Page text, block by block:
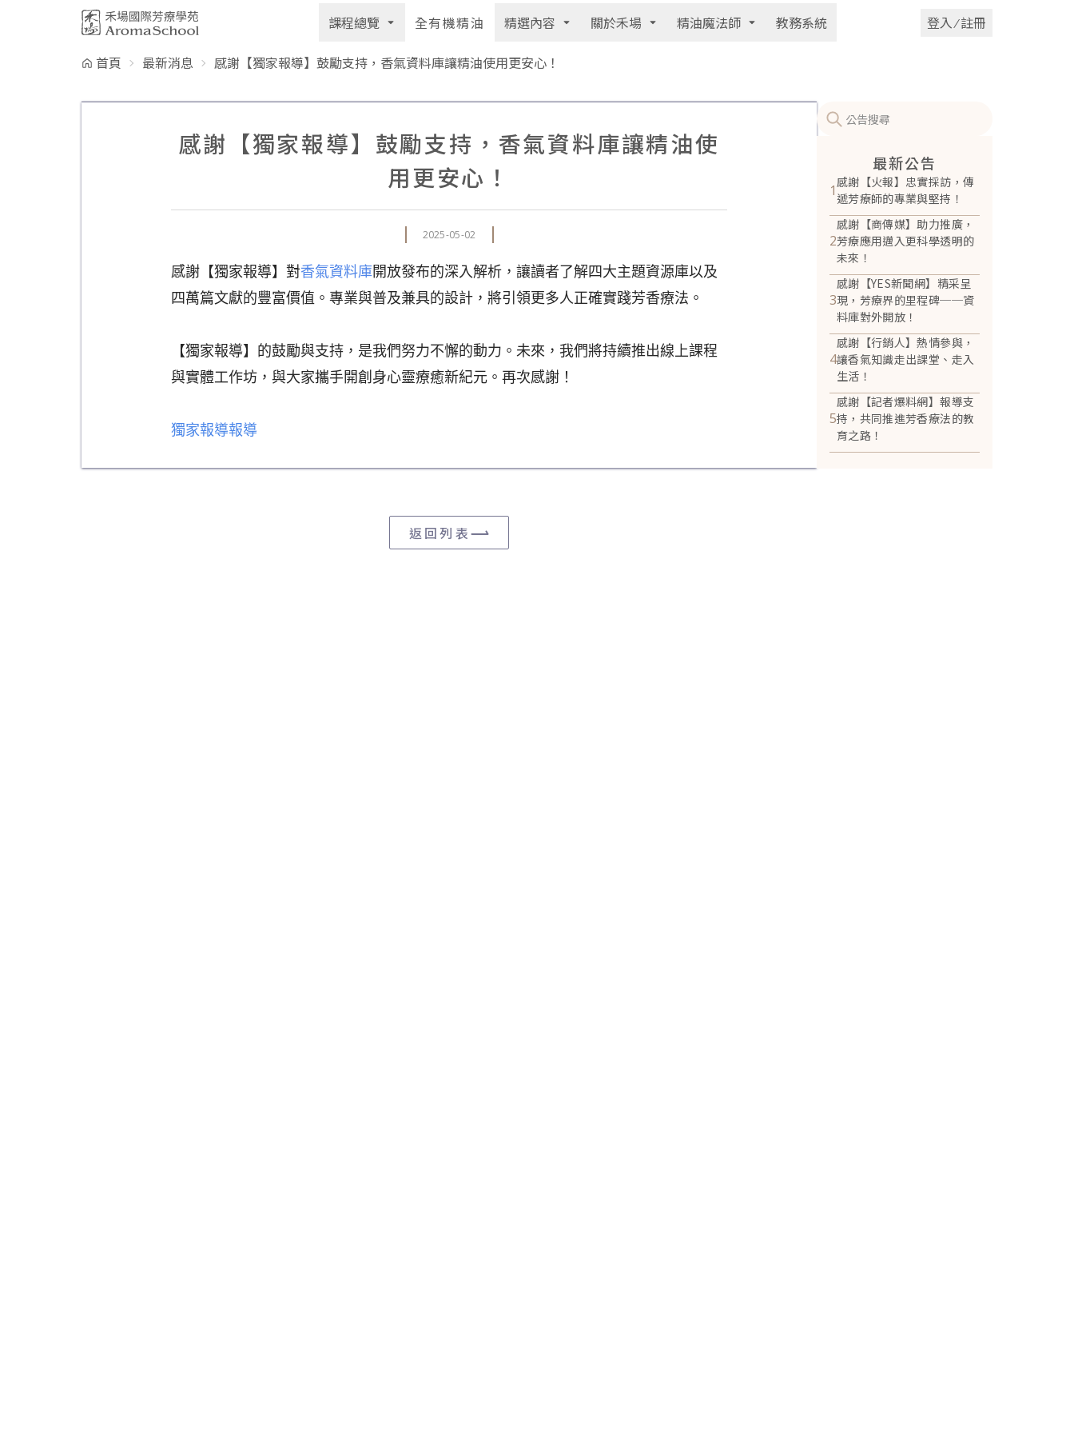
課程總覽 全有機精油 精選內容 關於禾場 精油魔法師 教務系統 登入 ⁄ 註冊
首頁 最新消息 感謝【獨家報導】鼓勵支持，香氣資料庫讓精油使用更安心！
感謝【獨家報導】鼓勵支持，香氣資料庫讓精油使
用更安心！
2025-05-02
感謝【獨家報導】對香氣資料庫開放發布的深入解析，讓讀者了解四大主題資源庫以及
四萬篇文獻的豐富價值。專業與普及兼具的設計，將引領更多人正確實踐芳香療法。
【獨家報導】的鼓勵與支持，是我們努力不懈的動力。未來，我們將持續推出線上課程
與實體工作坊，與大家攜手開創身心靈療癒新紀元。再次感謝！
獨家報導報導
返回列表
最新公告
1感謝【火報】忠實採訪，傳
遞芳療師的專業與堅持！
2
感謝【商傳媒】助力推廣，
芳療應用邁入更科學透明的
未來！
3
感謝【YES新聞網】精采呈
現，芳療界的里程碑──資
料庫對外開放！
4
感謝【行銷人】熱情參與，
讓香氣知識走出課堂、走入
生活！
5
感謝【記者爆料網】報導支
持，共同推進芳香療法的教
育之路！